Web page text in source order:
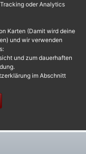
oder Analytics
Karten (Damit wird deine
und wir verwenden
und zum dauerhaften
im Abschnitt